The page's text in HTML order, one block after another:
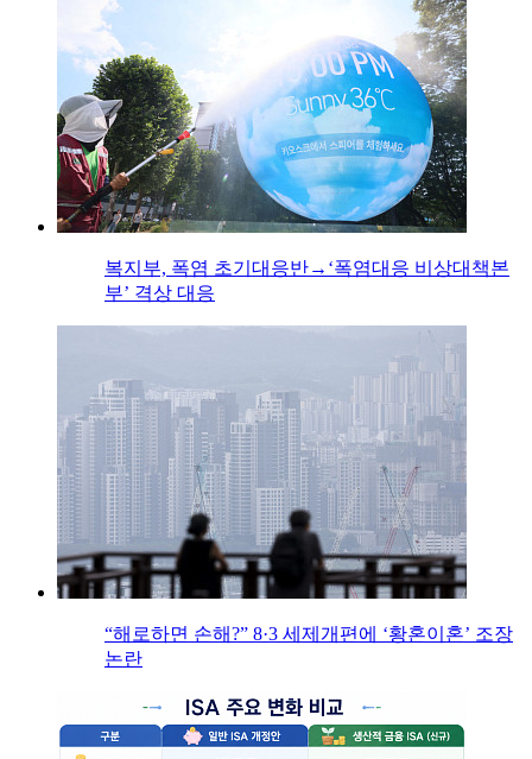
복지부, 폭염 초기대응반→‘폭염대응 비상대책본
부’ 격상 대응
“해로하면 손해?” 8·3 세제개편에 ‘황혼이혼’ 조장
논란